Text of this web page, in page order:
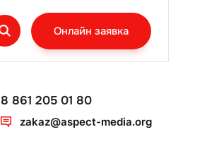
Онлайн заявка
8 861 205 01 80
zakaz@aspect-media.org